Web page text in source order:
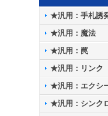
★汎用：手札誘
★汎用：魔法
★汎用：罠
★汎用：リンク
★汎用：エクシ
★汎用：シンク